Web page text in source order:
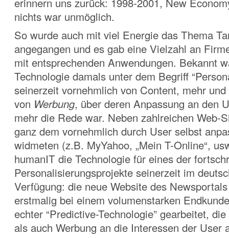
nichts war unmöglich.
So wurde auch mit viel Energie das Thema
angegangen und es gab eine Vielzahl an
mit entsprechenden Anwendungen. Bekannt
Technologie damals unter dem Begriff
seinerzeit vornehmlich von Content, mehr
von Werbung, über deren Anpassung an den
mehr die Rede war. Neben zahlreichen Web-
ganz dem vornehmlich durch User selbst
widmeten (z.B. MyYahoo, „Mein T-Online“,
humanIT die Technologie für eines der
Personalisierungsprojekte seinerzeit im
Verfügung: die neue Website des
erstmalig bei einem volumenstarken
echter “Predictive-Technologie” gearbeitet,
als auch Werbung an die Interessen der User